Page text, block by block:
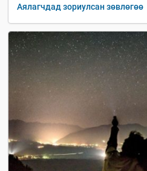
Аялагчдад зориулсан зөвлөгөө